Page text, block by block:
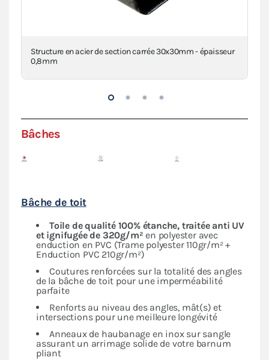
Structure en acier de section carrée 30x30mm - épaisseur
0,8mm
Bâches
Bâche de toit
Toile de qualité 100% étanche, traitée anti UV
et ignifugée de 320g/m² en polyester avec
enduction en PVC (Trame polyester 110gr/m² +
Enduction PVC 210gr/m²)
Coutures renforcées sur la totalité des angles
de la bâche de toit pour une imperméabilité
parfaite
Renforts au niveau des angles, mât(s) et
intersections pour une meilleure longévité
Anneaux de haubanage en inox sur sangle
assurant un arrimage solide de votre barnum
pliant